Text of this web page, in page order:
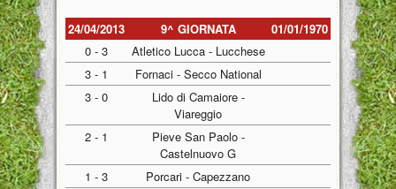
24/04/2013 9^ GIORNATA
01/01/1970
0 - 3
Atletico Lucca - Lucchese
3 - 1
Fornaci - Secco National
3 - 0
Lido di Camaiore -
Viareggio
2 - 1
Pieve San Paolo -
Castelnuovo G
1 - 3
Porcari - Capezzano